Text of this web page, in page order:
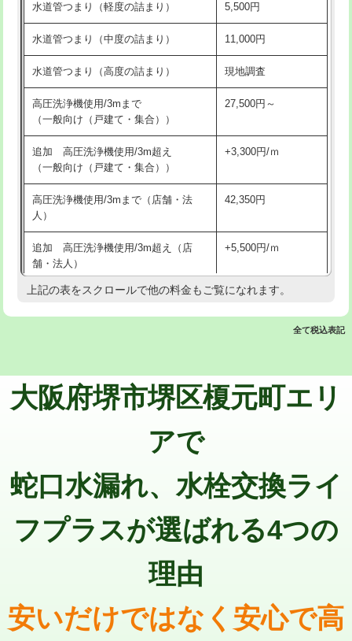
洗面台設置 38,500円
化粧台設置 22,000円
追加人工 16,500円
廃棄・処分 現場見積
※給水管工事は20mmまでの価格です。
交換・取付(排水栓・排水トラップ
22,000円+材料費
持込商品取付（混合水栓）
持込商品取付（浄水器・分岐水栓） 16,500円
業）
排水管工事（追加 排水管工事/3ｍ超
え）
マス交換（土の掘削・埋め戻し作業） 11,000円~
マス交換（深さ50㎝以上） 66,000円
コンクリート斫り（厚さ10㎝超え）
モルタル補修（厚さ10㎝まで） 27,500円
モルタル補修（厚さ10㎝超え）
追加人工 16,500円
水道管つまり（軽度の詰まり） 5,500円
水道管つまり（中度の詰まり） 11,000円
水道管つまり（高度の詰まり） 現地調査
高圧洗浄機使用/3mまで
（一般向け（戸建て・集合））
27,500円～
追加 高圧洗浄機使用/3m超え
（一般向け（戸建て・集合））
+3,300円/ｍ
高圧洗浄機使用/3mまで（店舗・法
人）
42,350円
追加 高圧洗浄機使用/3m超え（店
舗・法人）
+5,500円/ｍ
高度高圧洗浄換 現地調査
追加トーラー機使用/3m超え +3,300円
止水・漏水調査・防水処理・清掃・修
11,000円
止水・漏水調査・防水処理・清掃・修
22,000円
止水・漏水調査・防水処理・清掃・修
その他部品の脱着 8,800円～
上記の表をスクロールで他の料金もご覧になれます。
全て税込表記
大阪府堺市堺区榎元町エリ
アで
蛇口水漏れ、水栓交換ライ
フプラスが選ばれる4つの
理由
安いだけではなく安心で高